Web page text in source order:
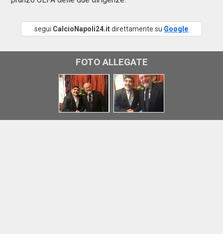
segui CalcioNapoli24.itdirettamente su Google
FOTO ALLEGATE